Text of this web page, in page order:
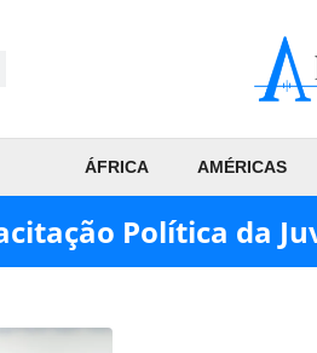
ÁFRICA AMÉRICAS
Política da